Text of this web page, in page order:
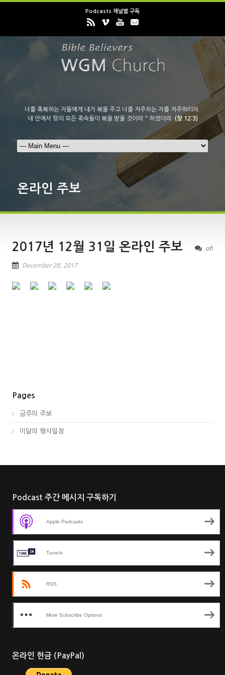
Podcasts 채널별 구독
너를 축복하는 자들에게 내가 복을 주고 너를 저주하는 자를 저주하리라.
네 안에서 땅의 모든 족속들이 복을 받을 것이라." 하셨더라.(창 12:3)
온라인 주보
off
2017년 12월 31일 온라인 주보
December 28, 2017
Pages
금주의 주보
이달의 행사일정
Podcast 주간 메시지 구독하기
Apple Podcasts
TuneIn
RSS
More Subscribe Options
온라인 헌금 (PayPal)